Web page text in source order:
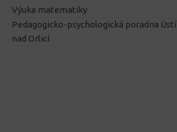
Výuka matematiky
Pedagogicko-psychologická poradna Ústí
nad Orlicí